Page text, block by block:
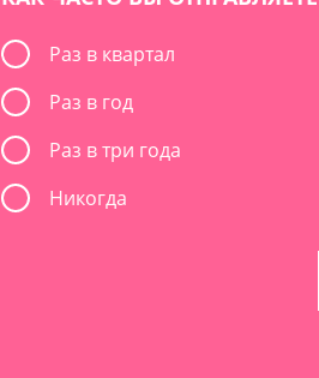
Раз в квартал
Раз в год
Раз в три года
Никогда